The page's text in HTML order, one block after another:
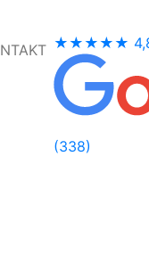
★★★★★
(338)